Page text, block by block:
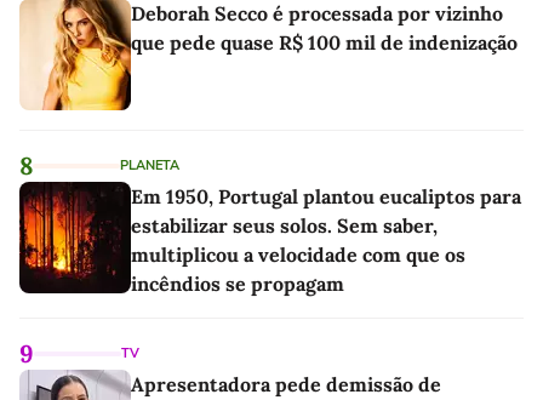
Deborah Secco é processada por vizinho
que pede quase R$ 100 mil de indenização
8 PLANETA
Em 1950, Portugal plantou eucaliptos para
estabilizar seus solos. Sem saber,
multiplicou a velocidade com que os
incêndios se propagam
9 TV
Apresentadora pede demissão de